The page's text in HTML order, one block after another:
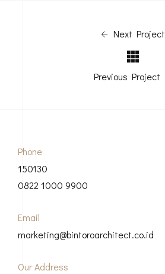
Next Project
Previous Project
Phone
150130
0822 1000 9900
Email
marketing@bintoroarchitect.co.id
Our Address